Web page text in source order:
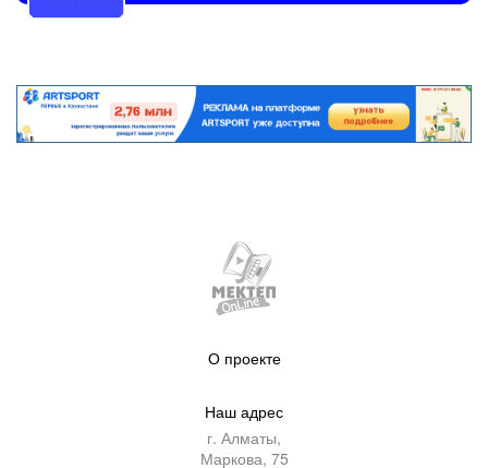
О проекте
Наш адрес
г. Алматы,
Маркова, 75